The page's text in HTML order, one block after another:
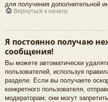
для получения дополнительной
Вернуться к началу
Я постоянно получаю
сообщения!
Вы можете автоматически
пользователей, используя
разделе. Если вы получаете
конкретного пользователя,
модераторам; они могут